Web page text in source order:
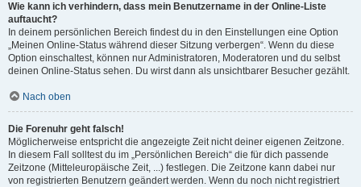
Wie kann ich verhindern, dass mein Benutzername in der Online-Liste
auftaucht?
In deinem persönlichen Bereich findest du in den Einstellungen eine Option
„Meinen Online-Status während dieser Sitzung verbergen“. Wenn du diese
Option einschaltest, können nur Administratoren, Moderatoren und du selbst
deinen Online-Status sehen. Du wirst dann als unsichtbarer Besucher gezählt.
Nach oben
Die Forenuhr geht falsch!
Möglicherweise entspricht die angezeigte Zeit nicht deiner eigenen Zeitzone.
In diesem Fall solltest du im „Persönlichen Bereich“ die für dich passende
Zeitzone (Mitteleuropäische Zeit, ...) festlegen. Die Zeitzone kann dabei nur
von registrierten Benutzern geändert werden. Wenn du noch nicht registriert